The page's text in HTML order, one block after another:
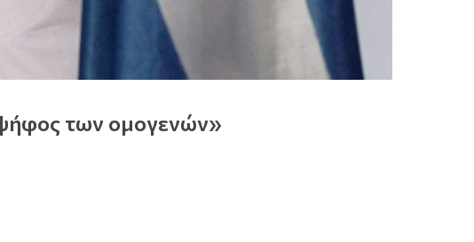
των ομογενών»